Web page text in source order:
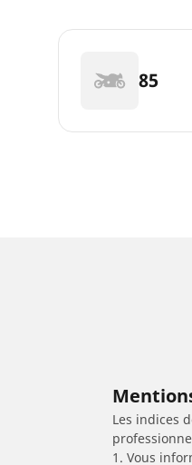
85
Les indices
1. Vous